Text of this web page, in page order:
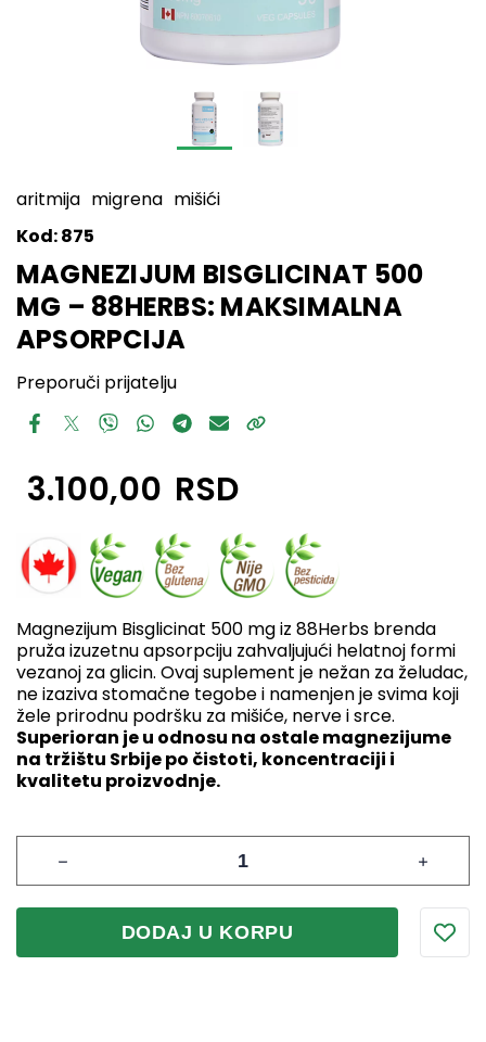
aritmija migrena mišići
Kod:875
MAGNEZIJUM BISGLICINAT 500
MG – 88HERBS: MAKSIMALNA
APSORPCIJA
Preporuči prijatelju
3.100,00 RSD
Magnezijum Bisglicinat 500 mg iz 88Herbs brenda
pruža izuzetnu apsorpciju zahvaljujući helatnoj formi
vezanoj za glicin. Ovaj suplement je nežan za želudac,
ne izaziva stomačne tegobe i namenjen je svima koji
žele prirodnu podršku za mišiće, nerve i srce.
Superioran je u odnosu na ostale magnezijume
na tržištu Srbije po čistoti, koncentraciji i
kvalitetu proizvodnje.
DODAJ U KORPU